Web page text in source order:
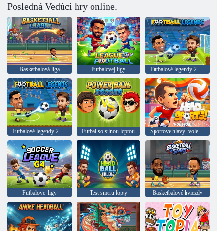
Posledná Vedúci hry online.
Basketbalová liga Futbalovej ligy Futbalové legendy 2026
Futbal so silnou loptou
Futbalovej ligy Test smeru lopty Basketbalové hviezdy